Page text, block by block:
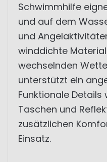
Schwimmhilfe
und auf dem
und
winddichte
wechselnden
unterstützt ein
Funktionale
Taschen und
zusätzlichen
Einsatz.